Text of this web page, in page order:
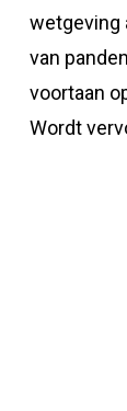
wetgeving
van
voortaan
Wordt